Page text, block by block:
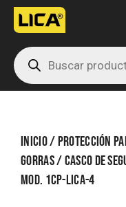
contenido
Products
search
Inicio/Protección
gorras/ Casco de
Mod. 1CP-LICA-4